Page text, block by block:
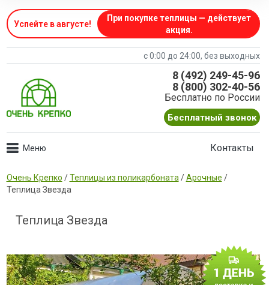
Успейте в августе!
При покупке теплицы — действует
акция.
с 0:00 до 24:00, без выходных
8 (492) 249-45-96
8 (800) 302-40-56
Бесплатно по России
Бесплатный звонок
Контакты
Очень Крепко /Теплицы из поликарбоната /Арочные /
Теплица Звезда
Теплица Звезда